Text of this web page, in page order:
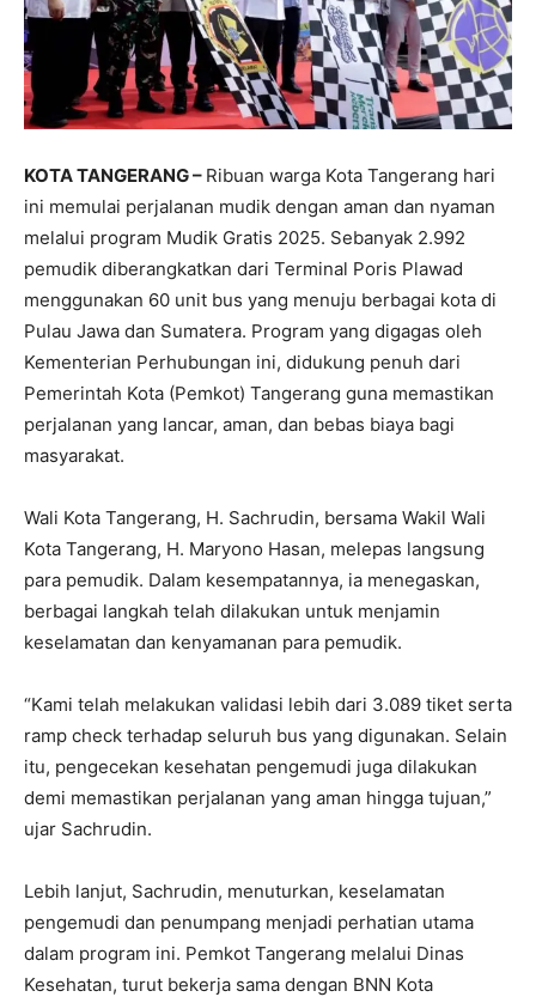
KOTA TANGERANG – Ribuan warga Kota Tangerang hari
ini memulai perjalanan mudik dengan aman dan nyaman
melalui program Mudik Gratis 2025. Sebanyak 2.992
pemudik diberangkatkan dari Terminal Poris Plawad
menggunakan 60 unit bus yang menuju berbagai kota di
Pulau Jawa dan Sumatera. Program yang digagas oleh
Kementerian Perhubungan ini, didukung penuh dari
Pemerintah Kota (Pemkot) Tangerang guna memastikan
perjalanan yang lancar, aman, dan bebas biaya bagi
masyarakat.
Wali Kota Tangerang, H. Sachrudin, bersama Wakil Wali
Kota Tangerang, H. Maryono Hasan, melepas langsung
para pemudik. Dalam kesempatannya, ia menegaskan,
berbagai langkah telah dilakukan untuk menjamin
keselamatan dan kenyamanan para pemudik.
“Kami telah melakukan validasi lebih dari 3.089 tiket serta
ramp check terhadap seluruh bus yang digunakan. Selain
itu, pengecekan kesehatan pengemudi juga dilakukan
demi memastikan perjalanan yang aman hingga tujuan,”
ujar Sachrudin.
Lebih lanjut, Sachrudin, menuturkan, keselamatan
pengemudi dan penumpang menjadi perhatian utama
dalam program ini. Pemkot Tangerang melalui Dinas
Kesehatan, turut bekerja sama dengan BNN Kota